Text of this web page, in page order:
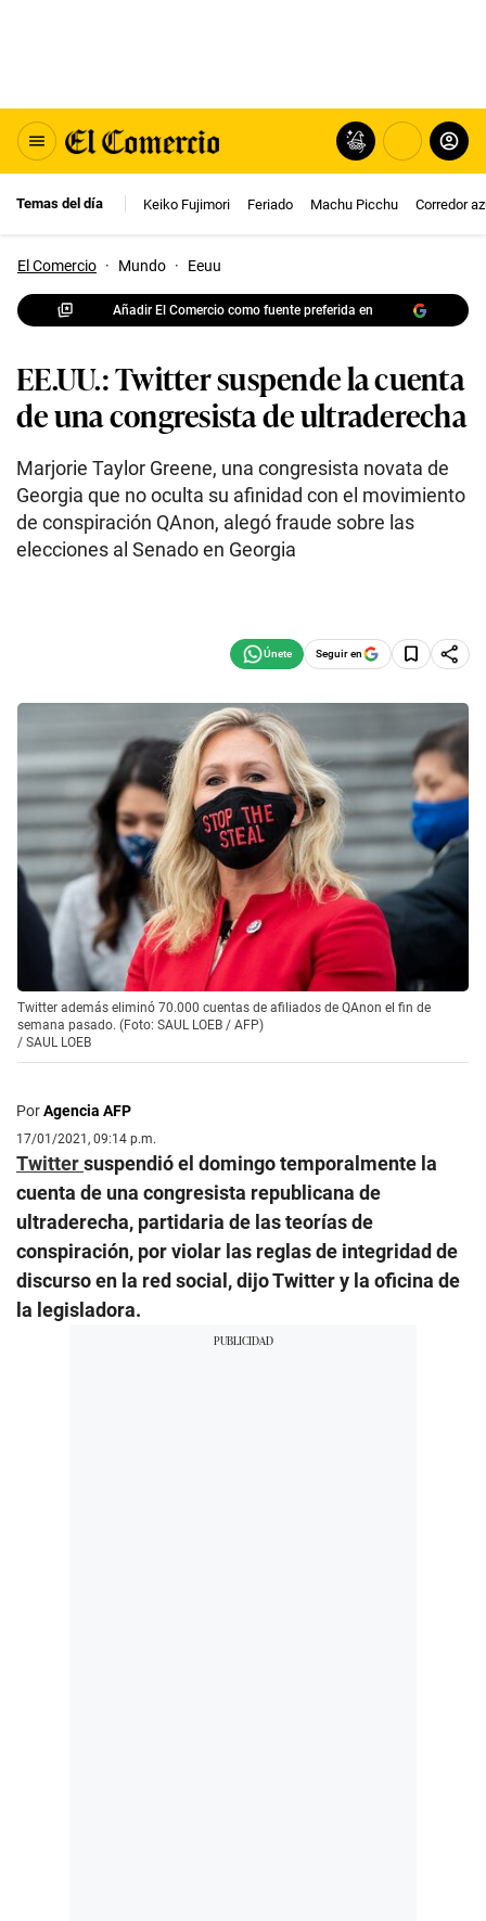
Temas del día Keiko Fujimori Feriado Machu Picchu Corredor
El Comercio · Mundo · Eeuu
Añadir El Comercio como fuente preferida en
EE.UU.: Twitter suspende la cuenta
de una congresista de ultraderecha
Marjorie Taylor Greene, una congresista novata de
Georgia que no oculta su afinidad con el movimiento
de conspiración QAnon, alegó fraude sobre las
elecciones al Senado en Georgia
Seguir en
Twitter además eliminó 70.000 cuentas de afiliados de QAnon el fin de
semana pasado. (Foto: SAUL LOEB / AFP)
/ SAUL LOEB
PorAgencia AFP
17/01/2021, 09:14 p.m.
Twittersuspendió el domingo temporalmente la
cuenta de una congresista republicana de
ultraderecha, partidaria de las teorías de
conspiración, por violar las reglas de integridad de
discurso en la red social, dijo Twitter y la oficina de
la legisladora.